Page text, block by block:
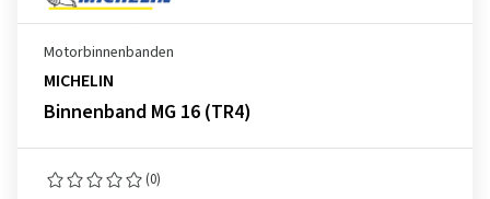
Motorbinnenbanden
MICHELIN
Binnenband MG 16 (TR4)
(0)